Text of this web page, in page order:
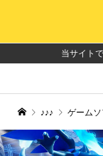
当サイト
♪♪♪ ゲーム